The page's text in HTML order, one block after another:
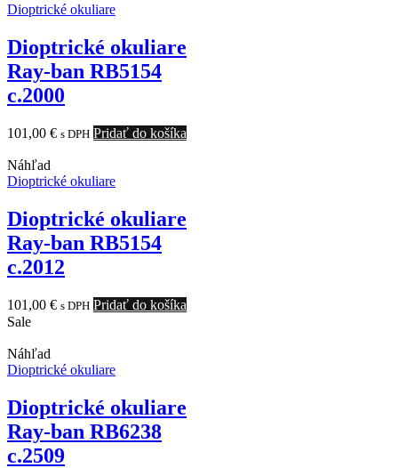
Dioptrické okuliare
Dioptrické okuliare
Ray-ban RB5154
c.2000
101,00 € s DPH Pridať do košíka
Náhľad
Dioptrické okuliare
Dioptrické okuliare
Ray-ban RB5154
c.2012
101,00 € s DPH Pridať do košíka
Sale
Náhľad
Dioptrické okuliare
Dioptrické okuliare
Ray-ban RB6238
c.2509